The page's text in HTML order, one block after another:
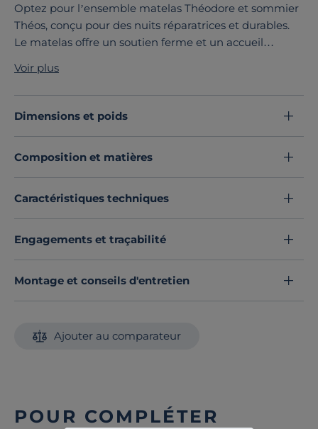
Optez pour l’ensemble matelas Théodore et sommier
Théos, conçu pour des nuits réparatrices et durables.
Le matelas offre un soutien ferme et un accueil
zones de confort qui épousent votre morphologie.
Le sommier, en bois massif avec tissu lin élégant,
complète parfaitement l’ensemble avec solidité et
sommeil responsable.
Découvrez toute notre sélection :
Ensembles matelas et sommier
Voir plus
Dimensions et poids
Composition et matières
Caractéristiques techniques
Engagements et traçabilité
Montage et conseils d'entretien
Ajouter au comparateur
POUR COMPLÉTER